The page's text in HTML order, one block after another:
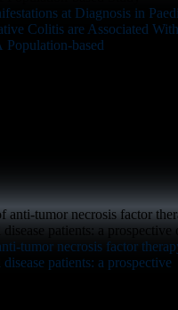
at Diagnosis in
Colitis are Associated
Population-based
tumor necrosis factor
patients: a prospective